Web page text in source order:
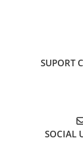
Truse si Accesorii
Truse si acesorii
Accesorii de
Accesorii de
SUPORT
SOCIAL